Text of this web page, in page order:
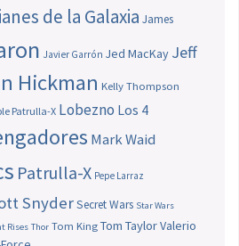
de la Galaxia James
Javier Garrón Jed MacKay Jeff
Hickman Kelly Thompson
Patrulla-X Lobezno Los 4
Mark Waid
Patrulla-X Pepe Larraz
SnyderSecret Wars Star Wars
Rises Thor Tom King Tom TaylorValerio